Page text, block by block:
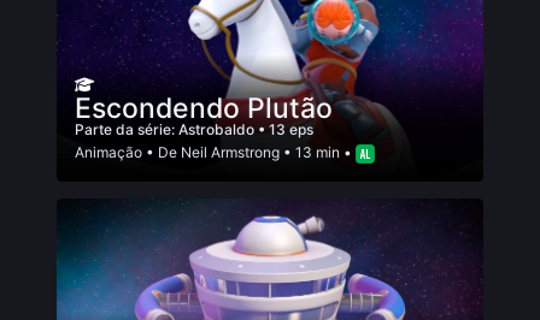
Escondendo Plutão
Parte da série: Astrobaldo • 13 eps
Animação • De Neil Armstrong • 13 min •